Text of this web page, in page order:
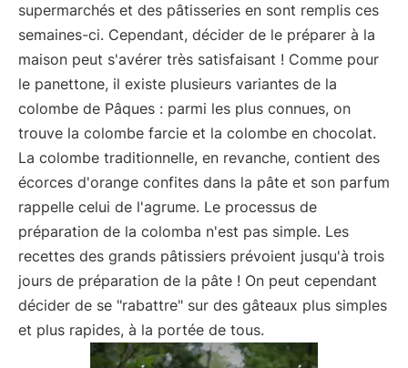
supermarchés et des pâtisseries en sont remplis ces
semaines-ci. Cependant, décider de le préparer à la
maison peut s'avérer très satisfaisant ! Comme pour
le panettone, il existe plusieurs variantes de la
colombe de Pâques : parmi les plus connues, on
trouve la colombe farcie et la colombe en chocolat.
La colombe traditionnelle, en revanche, contient des
écorces d'orange confites dans la pâte et son parfum
rappelle celui de l'agrume. Le processus de
préparation de la colomba n'est pas simple. Les
recettes des grands pâtissiers prévoient jusqu'à trois
jours de préparation de la pâte ! On peut cependant
décider de se "rabattre" sur des gâteaux plus simples
et plus rapides, à la portée de tous.